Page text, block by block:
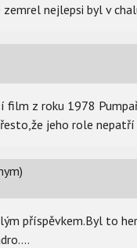
zemrel nejlepsi byl v
film z roku 1978
jeho role
příspěvkem.Byl to